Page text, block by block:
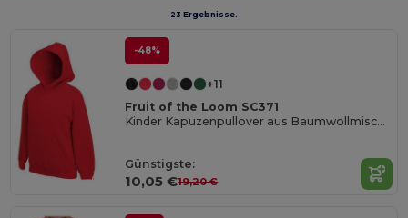
23 Ergebnisse.
-48%
+11
Fruit of the Loom SC371
Kinder Kapuzenpullover aus Baumwollmischung
Günstigste:
10,05 €19,20 €